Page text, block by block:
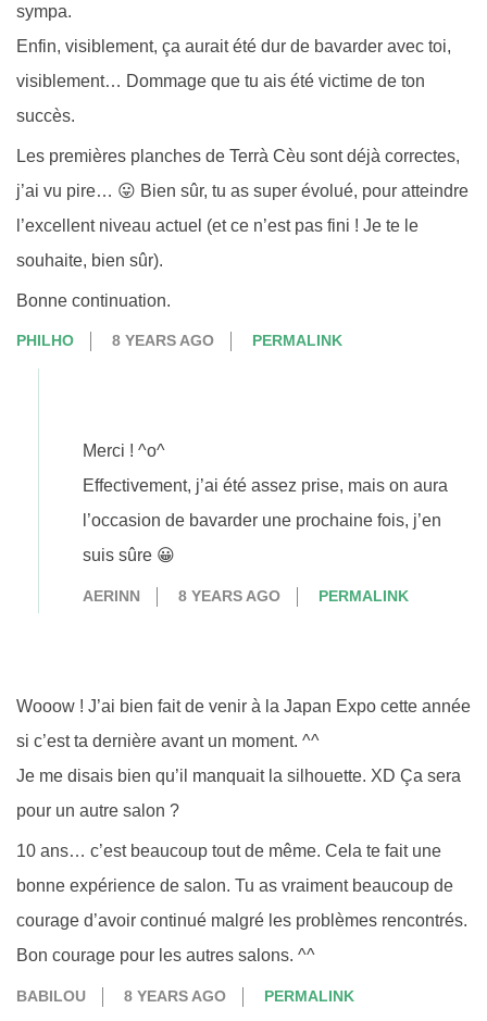
sympa.
Enfin, visiblement, ça aurait été dur de bavarder avec toi,
visiblement… Dommage que tu ais été victime de ton
succès.
Les premières planches de Terrà Cèu sont déjà correctes,
j’ai vu pire… 😛 Bien sûr, tu as super évolué, pour atteindre
l’excellent niveau actuel (et ce n’est pas fini ! Je te le
souhaite, bien sûr).
Bonne continuation.
PHILHO 8 YEARS AGO PERMALINK
Merci ! ^o^
Effectivement, j’ai été assez prise, mais on aura
l’occasion de bavarder une prochaine fois, j’en
suis sûre 😀
AERINN 8 YEARS AGO PERMALINK
Wooow ! J’ai bien fait de venir à la Japan Expo cette année
si c’est ta dernière avant un moment. ^^
Je me disais bien qu’il manquait la silhouette. XD Ça sera
pour un autre salon ?
10 ans… c’est beaucoup tout de même. Cela te fait une
bonne expérience de salon. Tu as vraiment beaucoup de
courage d’avoir continué malgré les problèmes rencontrés.
Bon courage pour les autres salons. ^^
BABILOU 8 YEARS AGO PERMALINK